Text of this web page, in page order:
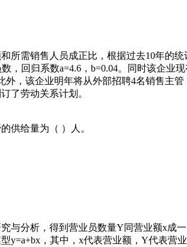
所需销售人员成正比，根据过去10年的统
，回归系数a=4.6，b=0.04。同时该企业
，该企业明年将从外部招聘4名销售主
了劳动关系计划。
供给量为（ ）人。
与分析，得到营业员数量Y同营业额x成
y=a+bx，其中，x代表营业额，Y代表营